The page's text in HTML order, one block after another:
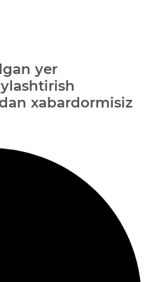
yer
xabardormisiz